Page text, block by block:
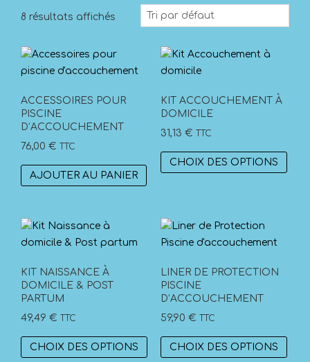
8 résultats affichés
ACCESSOIRES POUR
PISCINE
D’ACCOUCHEMENT
76,00 € TTC
AJOUTER AU PANIER
KIT ACCOUCHEMENT À
DOMICILE
31,13 € TTC
CHOIX DES OPTIONS
Ce
la
KIT NAISSANCE À
DOMICILE & POST
PARTUM
49,49 € TTC
CHOIX DES OPTIONS
Ce
produit
LINER DE PROTECTION
PISCINE
D’ACCOUCHEMENT
59,90 € TTC
CHOIX DES OPTIONS
Ce